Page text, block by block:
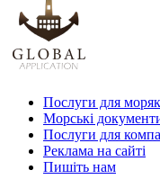
Послуги для
Морські
Послуги для
Реклама на сайті
Пишіть нам